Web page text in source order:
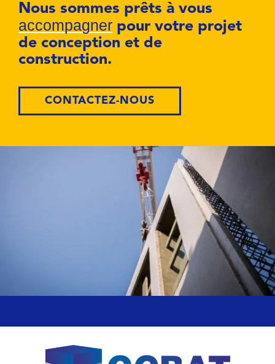
Nous sommes prêts à vous
accompagner pour votre projet
de conception et de
construction.
CONTACTEZ-NOUS